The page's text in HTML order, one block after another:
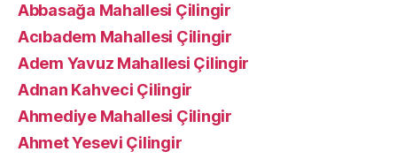
Abbasağa Mahallesi Çilingir
Acıbadem Mahallesi Çilingir
Adem Yavuz Mahallesi Çilingir
Adnan Kahveci Çilingir
Ahmediye Mahallesi Çilingir
Ahmet Yesevi Çilingir